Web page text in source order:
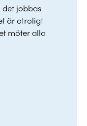
jobbas
är otroligt
möter alla